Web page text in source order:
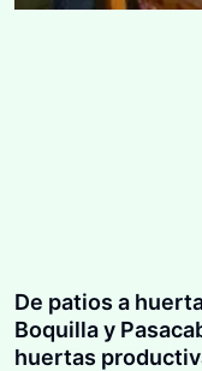
De patios a
Boquilla y
huertas